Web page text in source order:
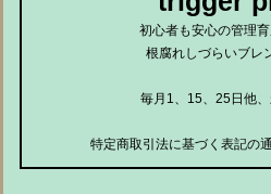
初心者も安心の管理育
根腐れしづらいブレ
毎月1、15、25日他、
特定商取引法に基づく表記の